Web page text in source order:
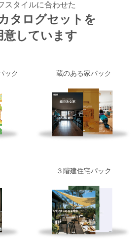
スタイルに合わせた
タログセットを
意しています
ック 蔵のある家パック
３階建住宅パック